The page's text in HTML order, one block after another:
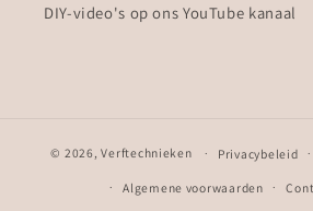
DIY-video's op ons YouTube kanaal
© 2026,Verftechnieken Privacybeleid
Algemene voorwaarden